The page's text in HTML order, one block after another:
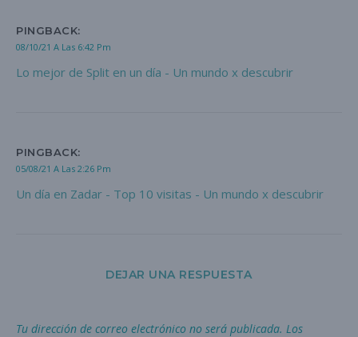
PINGBACK:
08/10/21 A Las 6:42 Pm
Lo mejor de Split en un día - Un mundo x descubrir
PINGBACK:
05/08/21 A Las 2:26 Pm
Un día en Zadar - Top 10 visitas - Un mundo x descubrir
DEJAR UNA RESPUESTA
Tu dirección de correo electrónico no será publicada. Los